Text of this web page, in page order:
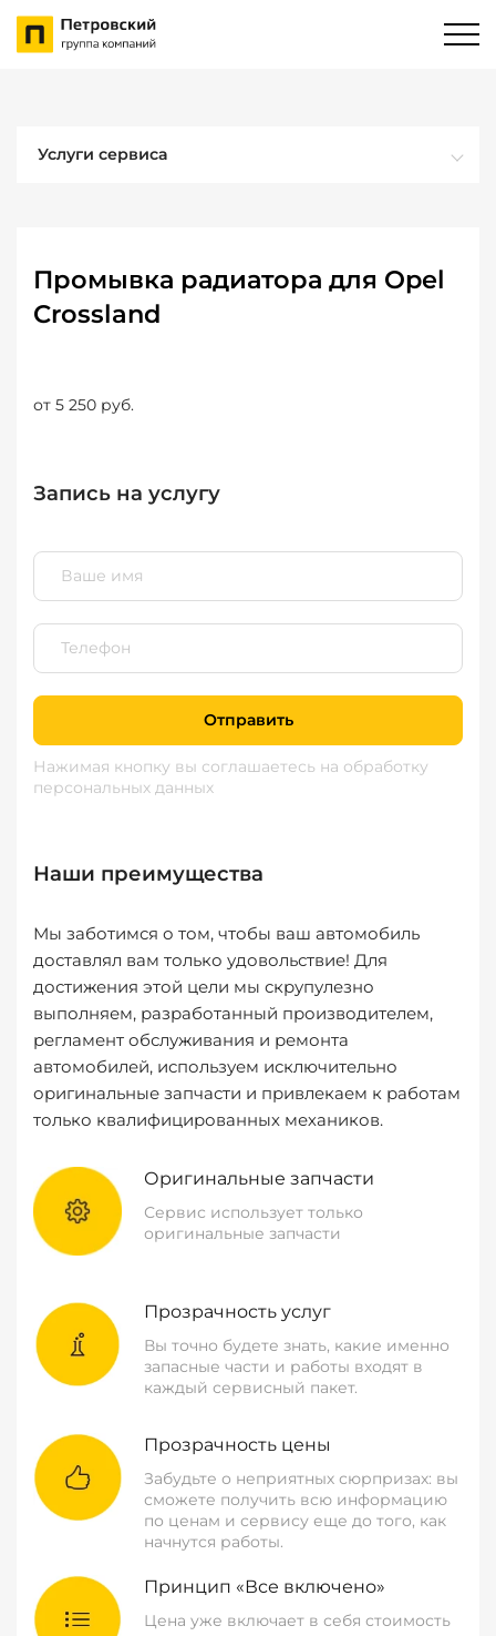
Услуги сервиса
Промывка радиатора для Opel
Crossland
от 5 250 руб.
Запись на услугу
Отправить
Нажимая кнопку вы соглашаетесь на обработку
персональных данных
Наши преимущества
Мы заботимся о том, чтобы ваш автомобиль
доставлял вам только удовольствие! Для
достижения этой цели мы скрупулезно
выполняем, разработанный производителем,
регламент обслуживания и ремонта
автомобилей, используем исключительно
оригинальные запчасти и привлекаем к работам
только квалифицированных механиков.
Оригинальные запчасти
Сервис использует только
оригинальные запчасти
Прозрачность услуг
Вы точно будете знать, какие именно
запасные части и работы входят в
каждый сервисный пакет.
Прозрачность цены
Забудьте о неприятных сюрпризах: вы
сможете получить всю информацию
по ценам и сервису еще до того, как
начнутся работы.
Принцип «Все включено»
Цена уже включает в себя стоимость